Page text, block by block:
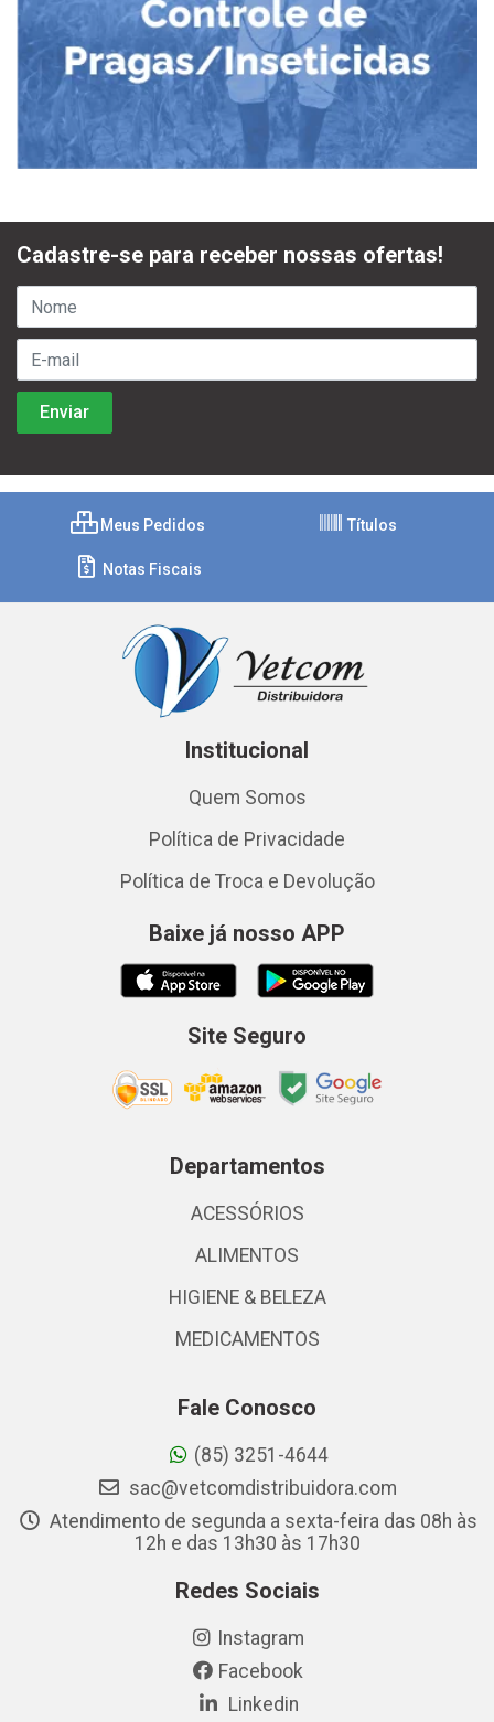
Cadastre-se para receber nossas ofertas!
Meus Pedidos Títulos
Notas Fiscais
Institucional
Quem Somos
Política de Privacidade
Política de Troca e Devolução
Baixe já nosso APP
Site Seguro
Departamentos
ACESSÓRIOS
ALIMENTOS
HIGIENE & BELEZA
MEDICAMENTOS
Fale Conosco
(85) 3251-4644
sac@vetcomdistribuidora.com
Atendimento de segunda a sexta-feira das 08h às
12h e das 13h30 às 17h30
Redes Sociais
Instagram
Facebook
Linkedin